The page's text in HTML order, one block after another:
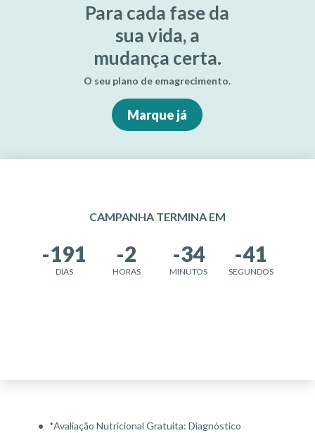
Para cada fase da
sua vida, a
mudança certa.
O seu plano de emagrecimento.
Marque já
CAMPANHA TERMINA EM
-191
DIAS
-2
HORAS
-34
MINUTOS
-41
SEGUNDOS
*Avaliação Nutricional Gratuita: Diagnóstico